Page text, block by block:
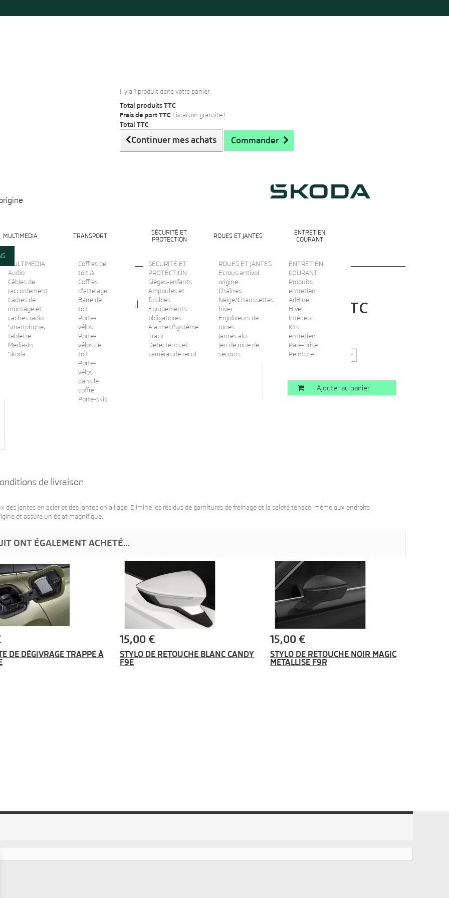
Il y a 1 produit dans votre panier.
Total produits TTC
Frais de port TTC Livraison gratuite !
Total TTC
Continuer mes achats Commander
MULTIMEDIA
MULTIMÉDIA
Audio
Câbles de
raccordement
Cadres de
montage et
caches radio
Smartphone,
tablette
Media-In
Skoda
TRANSPORT
Coffres de
toit &
Coffres
d'attelage
Barre de
toit
Porte-
vélos
Porte-
vélos de
toit
Porte-
vélos
dans le
coffre
Porte-skis
SÉCURITÉ ET
PROTECTION
SÉCURITÉ ET
PROTECTION
Sièges-enfants
Ampoules et
fusibles
Equipements
obligatoires
Alarmes/Système
Track
Détecteurs et
caméras de recul
ROUES ET JANTES
ROUES ET JANTES
Ecrous antivol
origine
Chaînes
Neige/Chaussettes
hiver
Enjoliveurs de
roues
Jantes alu
Jeu de roue de
secours
ENTRETIEN
COURANT
ENTRETIEN
COURANT
Produits
entretien
AdBlue
Hiver
Intérieur
Kits
entretien
Pare-brise
Peinture
Nettoyant jantes - 500 ml
État : Nouveau
13,00 € TTC
Quantité
Ajouter au panier
de livraison
jantes en acier et des jantes en alliage. Elimine les résidus de garnitures de freinage et la saleté tenace, même aux endroits
et assure un éclat magnifique.
ONT ÉGALEMENT ACHETÉ...
DE DÉGIVRAGE TRAPPE À
15,00 €
STYLO DE RETOUCHE BLANC CANDY
F9E
15,00 €
STYLO DE RETOUCHE NOIR MAGIC
METALLISE F9R